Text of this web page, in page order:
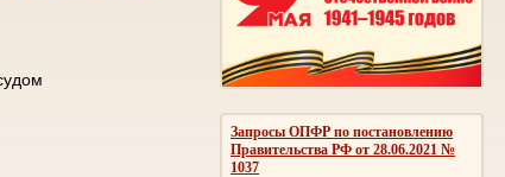
Запросы ОПФР по постановлению
Правительства РФ от 28.06.2021 №
1037
его судом